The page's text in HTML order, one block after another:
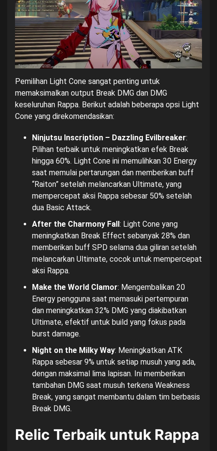
Pemilihan Light Cone sangat penting untuk
memaksimalkan output Break DMG dan DMG
keseluruhan Rappa. Berikut adalah beberapa opsi Light
Cone yang direkomendasikan:
Ninjutsu Inscription – Dazzling Evilbreaker:
Pilihan terbaik untuk meningkatkan efek Break
hingga 60%. Light Cone ini memulihkan 30 Energy
saat memulai pertarungan dan memberikan buff
“Raiton” setelah melancarkan Ultimate, yang
mempercepat aksi Rappa sebesar 50% setelah
dua Basic Attack.
After the Charmony Fall : Light Cone yang
meningkatkan Break Effect sebanyak 28% dan
memberikan buff SPD selama dua giliran setelah
melancarkan Ultimate, cocok untuk mempercepat
aksi Rappa.
Make the World Clamor: Mengembalikan 20
Energy pengguna saat memasuki pertempuran
dan meningkatkan 32% DMG yang diakibatkan
Ultimate, efektif untuk build yang fokus pada
burst damage.
Night on the Milky Way: Meningkatkan ATK
Rappa sebesar 9% untuk setiap musuh yang ada,
dengan maksimal lima lapisan. Ini memberikan
tambahan DMG saat musuh terkena Weakness
Break, yang sangat membantu dalam tim berbasis
Break DMG.
Relic Terbaik untuk Rappa